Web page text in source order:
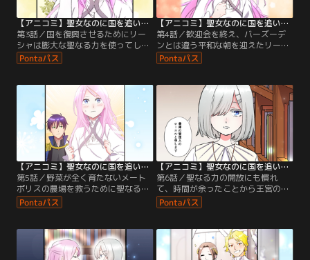
【アニコミ】聖女なのに国を追い出されたので、崩壊寸前の隣国へ来ました～力を解放したので国が平和になってきましたが元の国まで加護は届きませんよ～ 第03話
第3話／国を復興させるためにリー
シャは膨大な聖なる力を使ってしま
い気を失ってしまう。目を覚ますと
そこにはラオウハルトの姿があり…
【アニコミ】聖女なのに国を追い出されたので、崩壊寸前の隣国へ来ました～力を解放したので国が平和になってきましたが元の国まで加護は届きませんよ～ 第04話
第4話／歓迎会を終え、バーズーデ
ンとは違う平和な朝を迎えたリーシ
ャ。朝食時にラオウハルトはメート
ポリスの悲惨な状況を語る。
【アニコミ】聖女なのに国を追い出されたので、崩壊寸前の隣国へ来ました～力を解放したので国が平和になってきましたが元の国まで加護は届きませんよ～ 第05話
第5話／野菜が全く育たないメート
ポリスの農場を救うために聖なる力
を解放するリーシャ。翌日、農場に
は衝撃的な変化が…
【アニコミ】聖女なのに国を追い出されたので、崩壊寸前の隣国へ来ました～力を解放したので国が平和になってきましたが元の国まで加護は届きませんよ～ 第06話
第6話／聖なる力の開放にも慣れ
て、時間が余ったことから王宮の書
庫を訪れるリーシャ。静かな書庫で
本を眺めていると突然青い目の少女